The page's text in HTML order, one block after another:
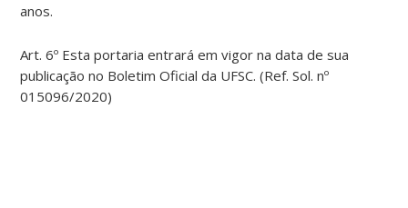
anos.
Art. 6º Esta portaria entrará em vigor na data de sua
publicação no Boletim Oficial da UFSC. (Ref. Sol. nº
015096/2020)